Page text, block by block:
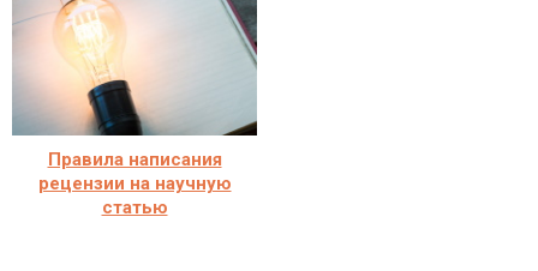
Правила написания
рецензии на научную
статью